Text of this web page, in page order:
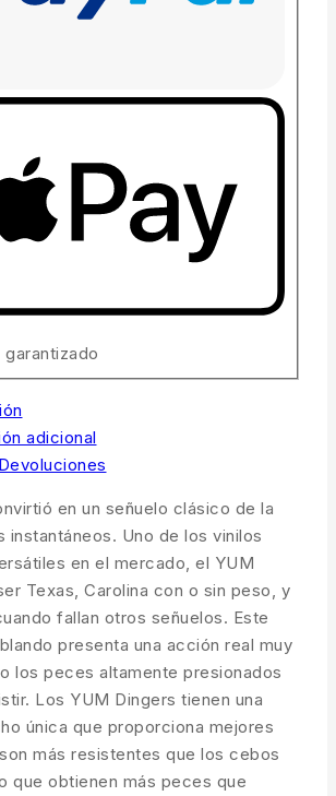
adicional
en un señuelo clásico de la
instantáneos. Uno de los vinilos
en el mercado, el YUM
Texas, Carolina con o sin peso, y
fallan otros señuelos. Este
presenta una acción real muy
los peces altamente presionados
Los YUM Dingers tienen una
única que proporciona mejores
más resistentes que los cebos
que obtienen más peces que